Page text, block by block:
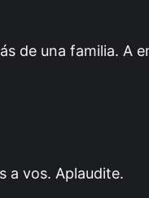
de una familia. A
a vos. Aplaudite.